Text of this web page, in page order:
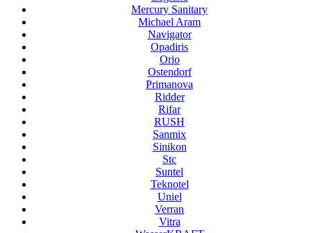
Mercury Sanitary
Michael Aram
Navigator
Opadiris
Orio
Ostendorf
Primanova
Ridder
Rifar
RUSH
Sanmix
Sinikon
Stc
Suntel
Teknotel
Uniel
Verran
Vitra